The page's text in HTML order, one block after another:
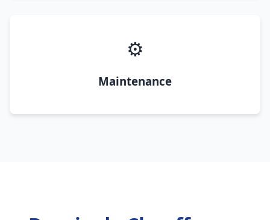
⚙️
Maintenance